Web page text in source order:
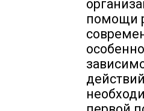
помощи